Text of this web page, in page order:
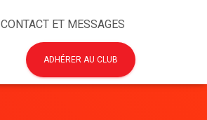
CONTACT ET MESSAGES
ADHÉRER AU CLUB